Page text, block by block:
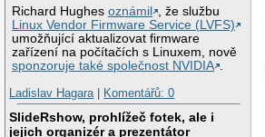
Richard Hughesoznámil
, že službu
Linux Vendor Firmware Service (LVFS)
umožňující aktualizovat firmware
zařízení na počítačích s Linuxem, nově
sponzoruje také společnost NVIDIA .
Ladislav Hagara| Komentářů: 0
SlideRshow, prohlížeč fotek, ale i
jejich organizér a prezentátor